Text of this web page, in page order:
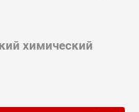
химический